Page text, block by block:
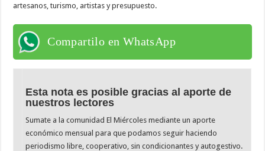
artesanos, turismo, artistas y presupuesto.
Compartilo en WhatsApp
Esta nota es posible gracias al aporte de
nuestros lectores
Sumate a la comunidad El Miércoles mediante un aporte
económico mensual para que podamos seguir haciendo
periodismo libre, cooperativo, sin condicionantes y autogestivo.